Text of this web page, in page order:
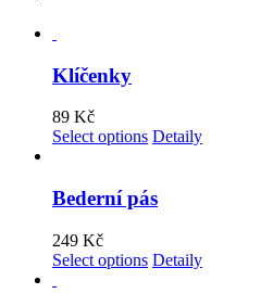
Klíčenky
89 Kč
Select options Detaily
Bederní pás
249 Kč
Select options Detaily